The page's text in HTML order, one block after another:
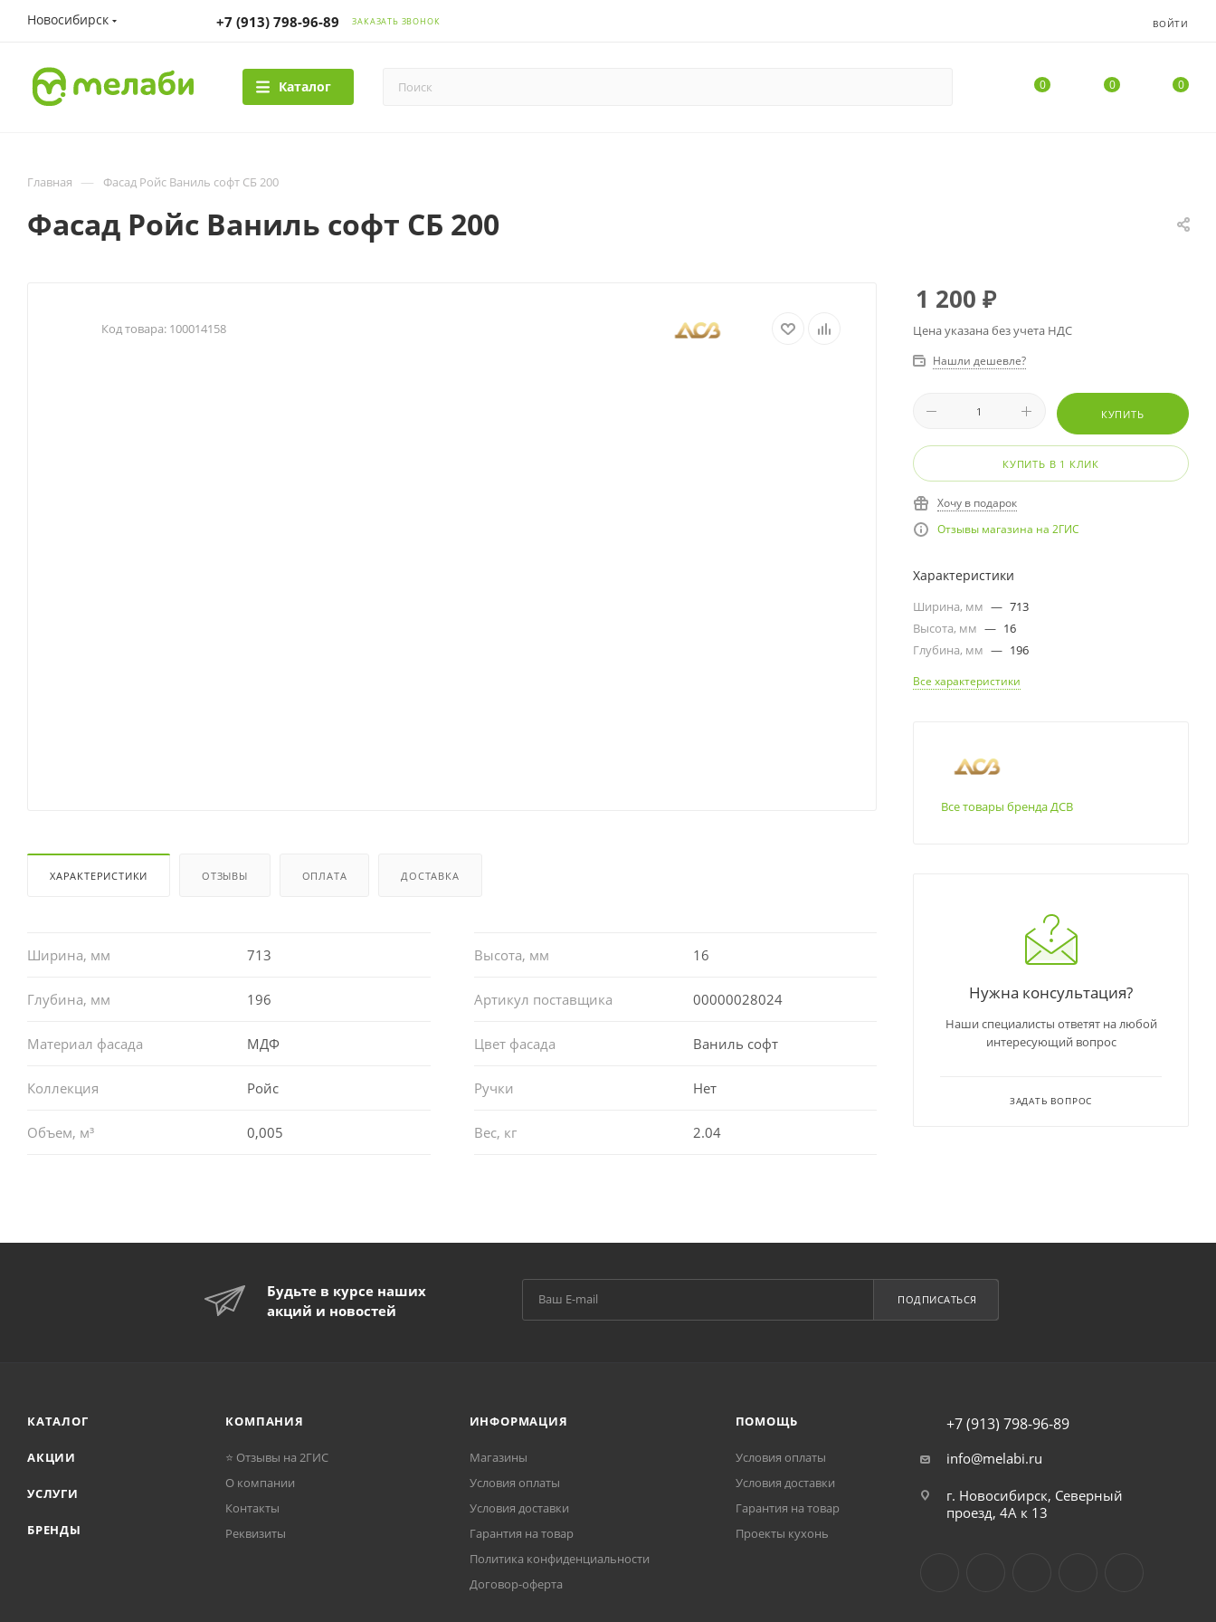
Новосибирск +7 (913) 798-96-89 ЗАКАЗАТЬ ЗВОНОК ВОЙТИ
Каталог 0 0 0
Главная — Фасад Ройс Ваниль софт СБ 200
Фасад Ройс Ваниль софт СБ 200
Код товара: 100014158
ХАРАКТЕРИСТИКИ ОТЗЫВЫ ОПЛАТА ДОСТАВКА
Ширина, мм 713 Высота, мм 16
Глубина, мм 196 Артикул поставщика 00000028024
Материал фасада МДФ Цвет фасада Ваниль софт
Коллекция Ройс Ручки Нет
Объем, м³ 0,005 Вес, кг 2.04
1 200 ₽
Цена указана без учета НДС
Нашли дешевле?
КУПИТЬ
КУПИТЬ В 1 КЛИК
Хочу в подарок
Отзывы магазина на 2ГИС
Характеристики
Ширина, мм — 713
Высота, мм — 16
Глубина, мм — 196
Все характеристики
Все товары бренда ДСВ
Нужна консультация?
Наши специалисты ответят на любой
интересующий вопрос
ЗАДАТЬ ВОПРОС
Будьте в курсе наших
акций и новостей
ПОДПИСАТЬСЯ
КАТАЛОГ
АКЦИИ
УСЛУГИ
БРЕНДЫ
КОМПАНИЯ
⭐ Отзывы на 2ГИС
О компании
Контакты
Реквизиты
ИНФОРМАЦИЯ
Магазины
Условия оплаты
Условия доставки
Гарантия на товар
Политика конфиденциальности
Договор-оферта
ПОМОЩЬ
Условия оплаты
Условия доставки
Гарантия на товар
Проекты кухонь
+7 (913) 798-96-89
info@melabi.ru
г. Новосибирск, Северный
проезд, 4А к 13